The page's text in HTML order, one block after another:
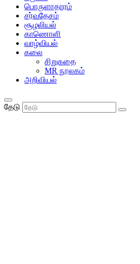
பொருளாதாரம்
சர்வதேசம்
சூழலியல்
காணொளி
வாழ்வியல்
கலை
சிறுகதை
MR நூலகம்
அறிவியல்
தேடு